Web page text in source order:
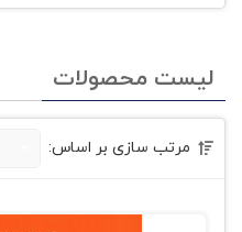
لیست محصولات
مرتب سازی بر اساس: